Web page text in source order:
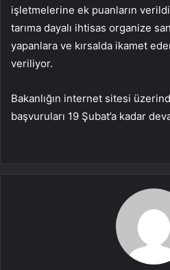
işletmelerine ek puanların
tarıma dayalı ihtisas organize
yapanlara ve kırsalda ikamet
veriliyor.
Bakanlığın internet sitesi
başvuruları 19 Şubat’a kadar